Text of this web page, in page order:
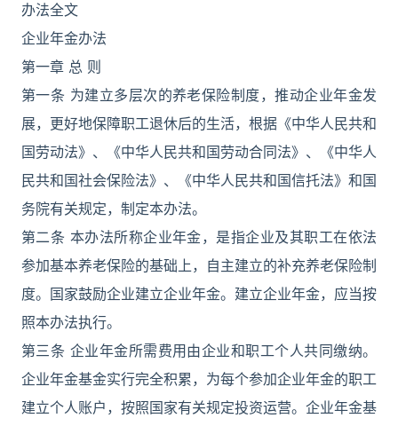
办法全文
企业年金办法
第一章 总 则
第一条 为建立多层次的养老保险制度，推动企业年金发
展，更好地保障职工退休后的生活，根据《中华人民共和
国劳动法》、《中华人民共和国劳动合同法》、《中华人
民共和国社会保险法》、《中华人民共和国信托法》和国
务院有关规定，制定本办法。
第二条 本办法所称企业年金，是指企业及其职工在依法
参加基本养老保险的基础上，自主建立的补充养老保险制
度。国家鼓励企业建立企业年金。建立企业年金，应当按
照本办法执行。
第三条 企业年金所需费用由企业和职工个人共同缴纳。
企业年金基金实行完全积累，为每个参加企业年金的职工
建立个人账户，按照国家有关规定投资运营。企业年金基